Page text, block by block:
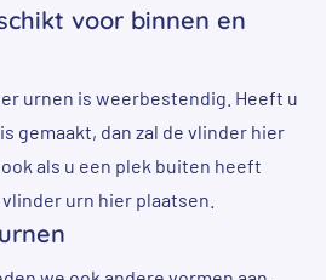
voor binnen en
urnen is weerbestendig. Heeft u
gemaakt, dan zal de vlinder hier
als u een plek buiten heeft
urn hier plaatsen.